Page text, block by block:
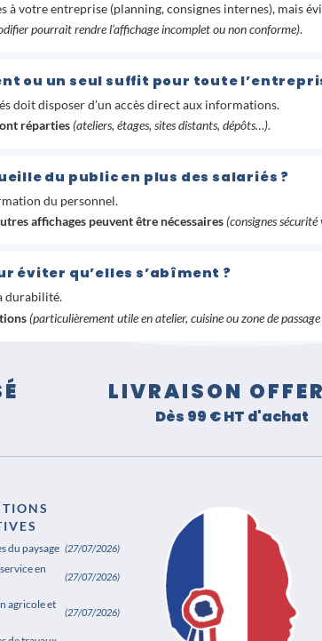
à votre entreprise (planning, consignes internes), mais
pourrait rendre l’affichage incomplet ou non conforme).
ou un seul suffit pour toute
doit disposer d’un accès direct aux informations.
réparties(ateliers, étages, sites distants, dépôts…).
du public en plus des salariés ?
du personnel.
affichages peuvent être nécessaires(consignes
éviter qu’elles s’abîment ?
durabilité.
(particulièrement utile en atelier, cuisine ou zone de
LIVRAISON
Dès 99 € HT d'achat
du paysage (27/07/2026)
en
(27/07/2026)
agricole et
(27/07/2026)